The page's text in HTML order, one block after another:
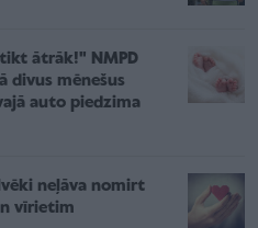
ātrāk!" NMPD
divus mēnešus
auto piedzima
neļāva nomirt
vīrietim